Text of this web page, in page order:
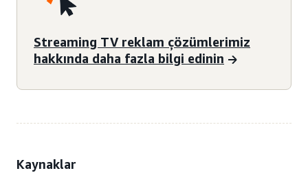
Streaming TV reklam çözümlerimiz
hakkında daha fazla bilgi edinin
Kaynaklar